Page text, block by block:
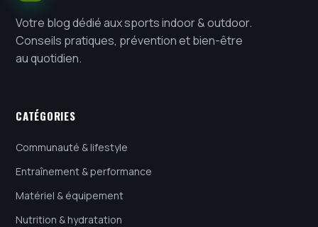
Votre blog dédié aux sports indoor & outdoor.
Conseils pratiques, prévention et bien-être
au quotidien.
CATÉGORIES
Communauté & lifestyle
Entraînement & performance
Matériel & équipement
Nutrition & hydratation